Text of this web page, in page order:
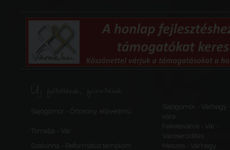
Új feltöltések, frissítések
Sajógömör - Őrtorony, elővédmű
Sajógömör - Várhegy
vára
Tornalja - Vár
Feketeváros - Vár -
Városerődítés
Szalonna - Református templom
Meszes - Várhegy